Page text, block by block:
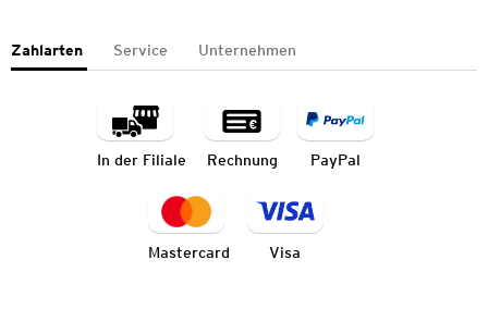
Zahlarten Service Unternehmen
In der Filiale Rechnung PayPal
Mastercard Visa